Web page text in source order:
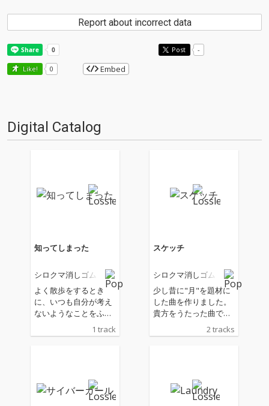
Report about incorrect data
Post -
Like! 0 Embed
Digital Catalog
知ってしまった
シロクマ消しゴム
よく散歩をするとき
に、いつも自分が考え
ないようなことをふと
過去のことなのか、未
「知ってしまった」そ
れがタイトルにふさわ
1 track
スケッチ
シロクマ消しゴム
少し昔に"月"を題材に
した曲を作りました。
貴方をうたった曲で
す。貴方は言っていま
した。此処には詳しく
「海」と形容します。
寄せては返す波のよう
2 tracks